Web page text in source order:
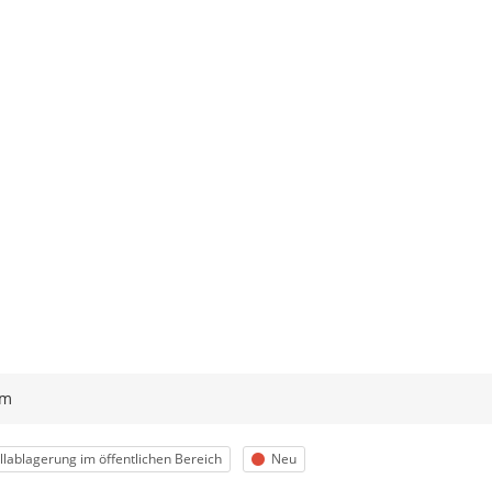
im öffentlichen Bereich Status
Neu